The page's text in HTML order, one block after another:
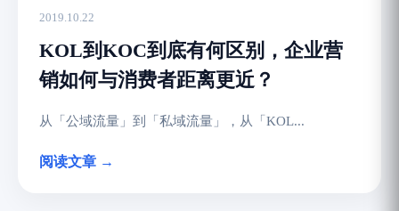
2019.10.22
KOL到KOC到底有何区别，企业营
销如何与消费者距离更近？
从「公域流量」到「私域流量」，从「KOL...
阅读文章 →